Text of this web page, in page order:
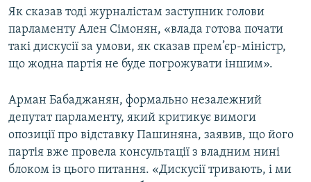
Як сказав тоді журналістам заступник голови
парламенту Ален Сімонян, «влада готова почати
такі дискусії за умови, як сказав прем’єр-міністр,
що жодна партія не буде погрожувати іншим».
Арман Бабаджанян, формально незалежний
депутат парламенту, який критикує вимоги
опозиції про відставку Пашиняна, заявив, що його
партія вже провела консультації з владним нині
блоком із цього питання. «Дискусії тривають, і ми